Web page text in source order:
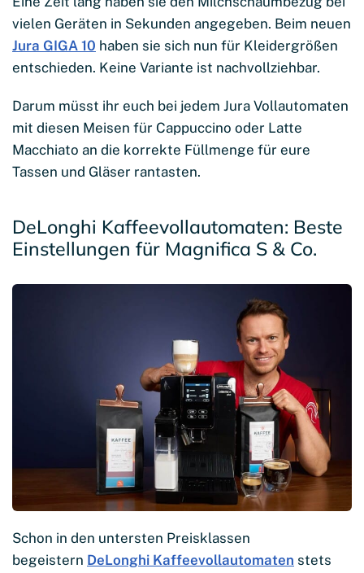
vielen Geräten in Sekunden angegeben. Beim neuen
Jura GIGA 10 haben sie sich nun für Kleidergrößen
entschieden. Keine Variante ist nachvollziehbar.
Darum müsst ihr euch bei jedem Jura Vollautomaten
mit diesen Meisen für Cappuccino oder Latte
Macchiato an die korrekte Füllmenge für eure
Tassen und Gläser rantasten.
DeLonghi Kaffeevollautomaten: Beste
Einstellungen für Magnifica S & Co.
Schon in den untersten Preisklassen
begeistern DeLonghi Kaffeevollautomaten stets